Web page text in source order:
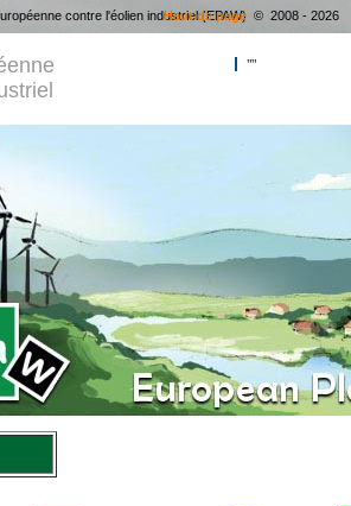
""
contre l'éolien industriel (EPAW) © 2008 - 2026
Haut de page